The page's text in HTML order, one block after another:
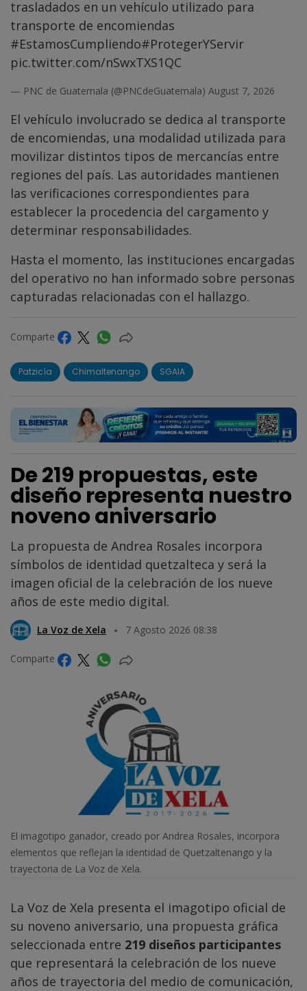
trasladados en un vehículo utilizado para
transporte de encomiendas
#EstamosCumpliendo#ProtegerYServir
pic.twitter.com/nSwxTXS1QC
— PNC de Guatemala (@PNCdeGuatemala) August 7, 2026
El vehículo involucrado se dedica al transporte
de encomiendas, una modalidad utilizada para
movilizar distintos tipos de mercancías entre
regiones del país. Las autoridades mantienen
las verificaciones correspondientes para
establecer la procedencia del cargamento y
determinar responsabilidades.
Hasta el momento, las instituciones encargadas
del operativo no han informado sobre personas
capturadas relacionadas con el hallazgo.
Comparte
Patzicía Chimaltenango SGAIA
De 219 propuestas, este
diseño representa nuestro
noveno aniversario
La propuesta de Andrea Rosales incorpora
símbolos de identidad quetzalteca y será la
imagen oficial de la celebración de los nueve
años de este medio digital.
La Voz de Xela 7 Agosto 2026 08:38
Comparte
El imagotipo ganador, creado por Andrea Rosales, incorpora
elementos que reflejan la identidad de Quetzaltenango y la
trayectoria de La Voz de Xela.
La Voz de Xela presenta el imagotipo oficial de
su noveno aniversario, una propuesta gráfica
seleccionada entre 219 diseños participantes
que representará la celebración de los nueve
años de trayectoria del medio de comunicación,